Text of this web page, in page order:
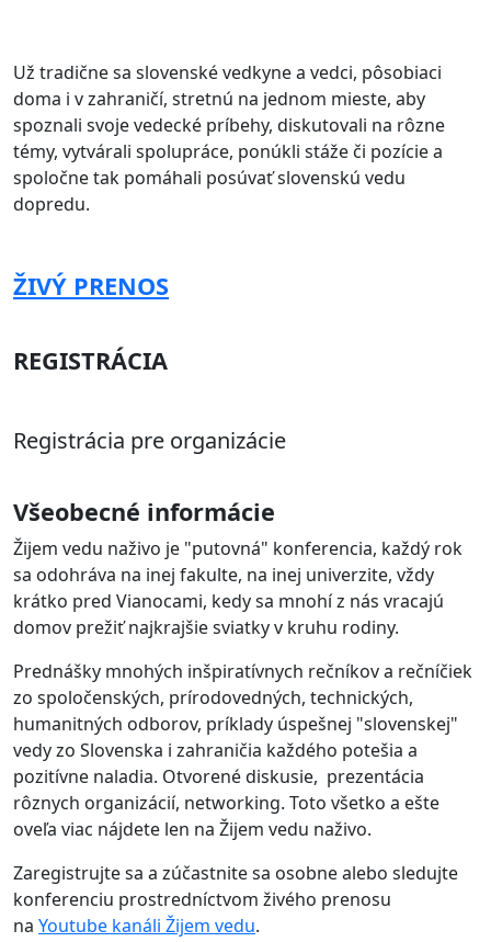
Už tradične sa slovenské vedkyne a vedci, pôsobiaci
doma i v zahraničí, stretnú na jednom mieste, aby
spoznali svoje vedecké príbehy, diskutovali na rôzne
témy, vytvárali spolupráce, ponúkli stáže či pozície a
spoločne tak pomáhali posúvať slovenskú vedu
dopredu.
ŽIVÝ PRENOS
REGISTRÁCIA
Registrácia pre organizácie
Všeobecné informácie
Žijem vedu naživo je "putovná" konferencia, každý rok
sa odohráva na inej fakulte, na inej univerzite, vždy
krátko pred Vianocami, kedy sa mnohí z nás vracajú
domov prežiť najkrajšie sviatky v kruhu rodiny.
Prednášky mnohých inšpiratívnych rečníkov a rečníčiek
zo spoločenských, prírodovedných, technických,
humanitných odborov, príklady úspešnej "slovenskej"
vedy zo Slovenska i zahraničia každého potešia a
pozitívne naladia. Otvorené diskusie, prezentácia
rôznych organizácií, networking. Toto všetko a ešte
oveľa viac nájdete len na Žijem vedu naživo.
Zaregistrujte sa a zúčastnite sa osobne alebo sledujte
konferenciu prostredníctvom živého prenosu
na Youtube kanáli Žijem vedu.